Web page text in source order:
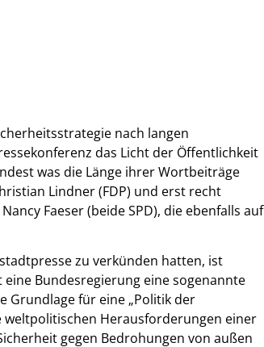
nach langen
das Licht der Öffentlichkeit
was die Länge ihrer Wortbeiträge
Lindner (FDP) und erst recht
Faeser (beide SPD), die ebenfalls auf
zu verkünden hatten, ist
Bundesregierung eine sogenannte
Grundlage für eine „Politik der
Herausforderungen einer
gegen Bedrohungen von außen